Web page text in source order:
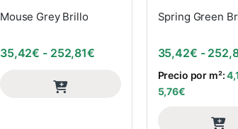
Mouse Grey Brillo
35,42€ - 252,81€Rango de precios: desde
Spring Green
35,42€ -
Precio por m²:
5,76€